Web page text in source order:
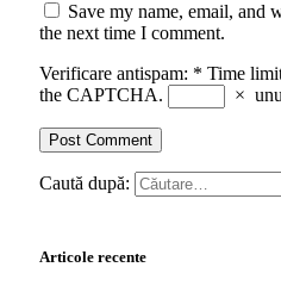
Save my name, email, and
the next time I comment.
Verificare antispam: * Time
the CAPTCHA.
× unu
Caută după:
Articole recente